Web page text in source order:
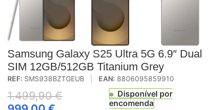
Samsung Galaxy S25 Ultra 5G 6.9″ Dual
SIM 12GB/512GB Titanium Grey
REF: SMS938BZTGEUB EAN: 8806095859910
1.499,90€
Disponível por
encomenda